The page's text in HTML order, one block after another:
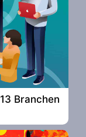
Branchen